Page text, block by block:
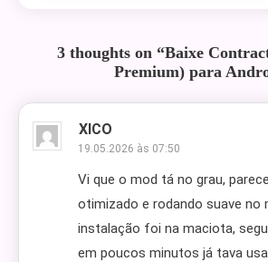
3 thoughts on “Baixe
Premium) para
XICO
19.05.2026 às 07:50
Vi que o mod tá no grau,
otimizado e rodando suave no
instalação foi na maciota,
em poucos minutos já tava